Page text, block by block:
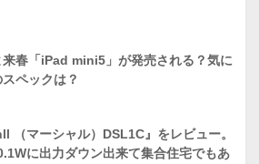
来春「iPad mini5」が発売される？気に
ペックは？
（マーシャル）DSL1C』をレビュー。
に出力ダウン出来て集合住宅でもあ